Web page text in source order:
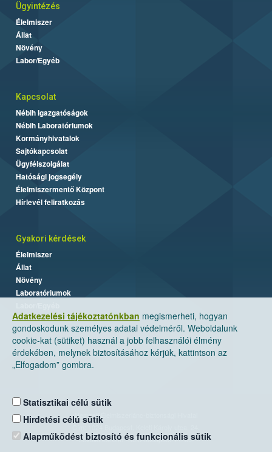
Adatkezelési tájékoztatónkban megismerheti, hogyan
gondoskodunk személyes adatai védelméről. Weboldalunk
cookie-kat (sütiket) használ a jobb felhasználói élmény
érdekében, melynek biztosításához kérjük, kattintson az
„Elfogadom” gombra.
Statisztikai célú sütik
Hirdetési célú sütik
Alapműködést biztosító és funkcionális sütik
Ügyintézés
Élelmiszer
Állat
Növény
Labor/Egyéb
Kapcsolat
Nébih Igazgatóságok
Nébih Laboratóriumok
Kormányhivatalok
Sajtókapcsolat
Ügyfélszolgálat
Hatósági jogsegély
Élelmiszermentő Központ
Hírlevél feliratkozás
Gyakori kérdések
Élelmiszer
Állat
Növény
Laboratóriumok
Nemzeti Élelmiszerlánc-biztonsági Hivatal
Levelezési cím: 1525 Budapest. Pf. 30.